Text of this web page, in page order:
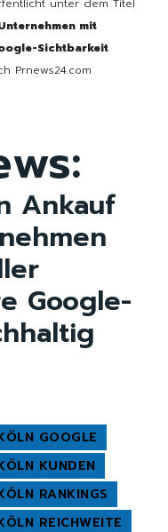
unter dem Titel
mit
Sichtbarkeit
Prnews24.com
Ankauf
Google-
GOOGLE
KUNDEN
RANKINGS
REICHWEITE